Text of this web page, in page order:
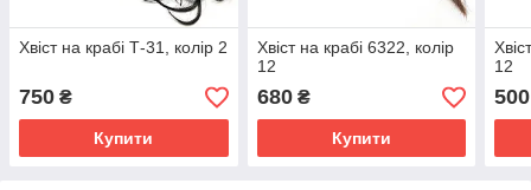
Хвіст на крабі Т-31, колір 2
750 ₴
Купити
Хвіст на крабі 6322, колір
12
680₴
Купити
12
500